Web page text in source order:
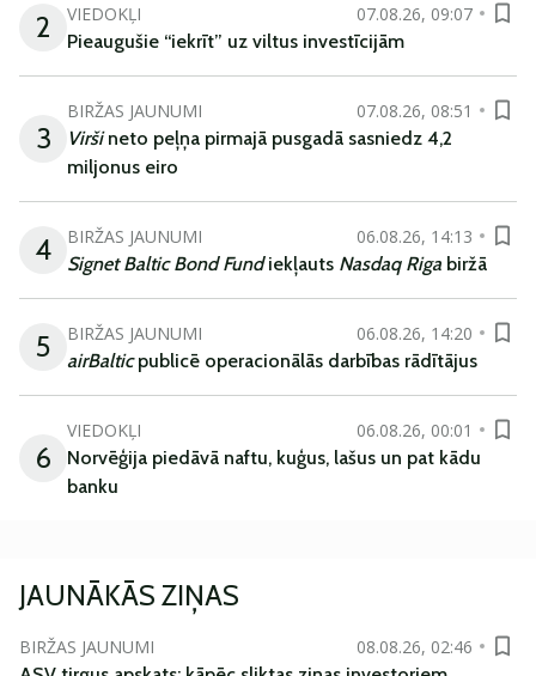
2 VIEDOKĻI
07.08.26, 09:07
Pieaugušie “iekrīt” uz viltus investīcijām
3
BIRŽAS JAUNUMI
07.08.26, 08:51
Viršineto peļņa pirmajā pusgadā sasniedz 4,2
miljonus eiro
4 BIRŽAS JAUNUMI
06.08.26, 14:13
Signet Baltic Bond Fundiekļauts Nasdaq Riga biržā
5 BIRŽAS JAUNUMI
06.08.26, 14:20
airBalticpublicē operacionālās darbības rādītājus
6
VIEDOKĻI
06.08.26, 00:01
Norvēģija piedāvā naftu, kuģus, lašus un pat kādu
banku
JAUNĀKĀS ZIŅAS
BIRŽAS JAUNUMI
08.08.26, 02:46